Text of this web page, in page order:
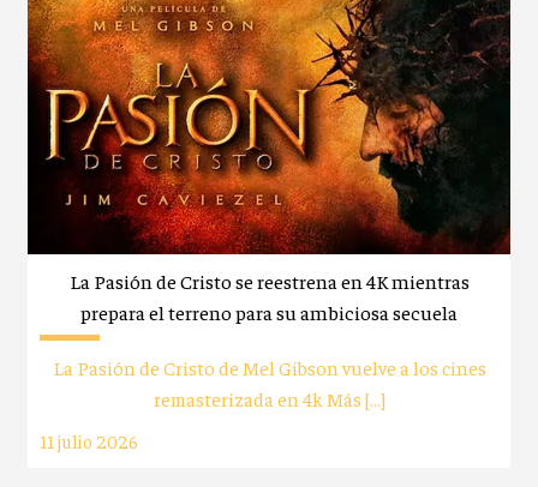
La Pasión de Cristo se reestrena en 4K mientras
prepara el terreno para su ambiciosa secuela
La Pasión de Cristo de Mel Gibson vuelve a los cines
remasterizada en 4k Más […]
11 julio 2026